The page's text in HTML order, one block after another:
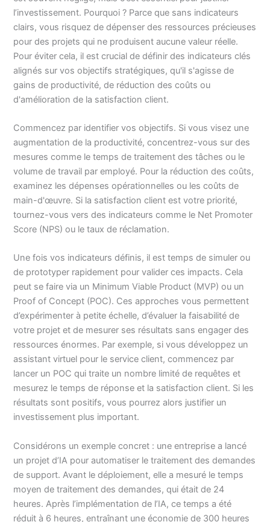
l’investissement. Pourquoi ? Parce que sans indicateurs
clairs, vous risquez de dépenser des ressources précieuses
pour des projets qui ne produisent aucune valeur réelle.
Pour éviter cela, il est crucial de définir des indicateurs clés
alignés sur vos objectifs stratégiques, qu'il s'agisse de
gains de productivité, de réduction des coûts ou
d'amélioration de la satisfaction client.
Commencez par identifier vos objectifs. Si vous visez une
augmentation de la productivité, concentrez-vous sur des
mesures comme le temps de traitement des tâches ou le
volume de travail par employé. Pour la réduction des coûts,
examinez les dépenses opérationnelles ou les coûts de
main-d'œuvre. Si la satisfaction client est votre priorité,
tournez-vous vers des indicateurs comme le Net Promoter
Score (NPS) ou le taux de réclamation.
Une fois vos indicateurs définis, il est temps de simuler ou
de prototyper rapidement pour valider ces impacts. Cela
peut se faire via un Minimum Viable Product (MVP) ou un
Proof of Concept (POC). Ces approches vous permettent
d’expérimenter à petite échelle, d’évaluer la faisabilité de
votre projet et de mesurer ses résultats sans engager des
ressources énormes. Par exemple, si vous développez un
assistant virtuel pour le service client, commencez par
lancer un POC qui traite un nombre limité de requêtes et
mesurez le temps de réponse et la satisfaction client. Si les
résultats sont positifs, vous pourrez alors justifier un
investissement plus important.
Considérons un exemple concret : une entreprise a lancé
un projet d’IA pour automatiser le traitement des demandes
de support. Avant le déploiement, elle a mesuré le temps
moyen de traitement des demandes, qui était de 24
heures. Après l’implémentation de l’IA, ce temps a été
réduit à 6 heures, entraînant une économie de 300 heures